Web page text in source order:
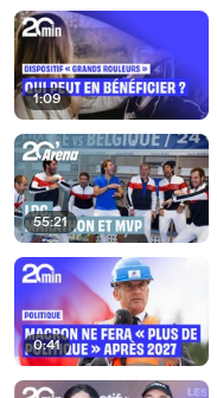
1:09
55:21
0:41